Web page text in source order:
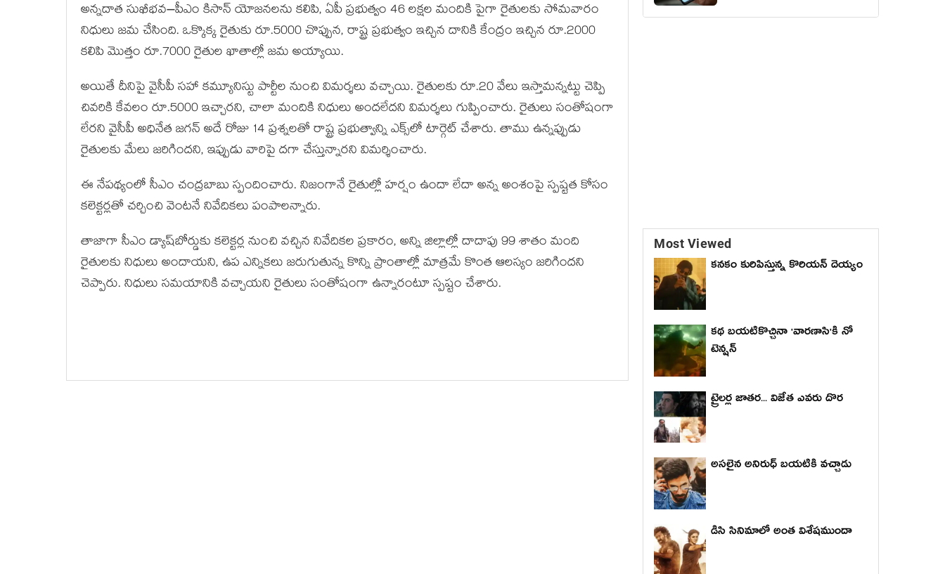
అన్నదాత సుఖీభవ–పీఎం కిసాన్ యోజనలను కలిపి, ఏపీ ప్రభుత్వం 46 లక్షల మందికి పైగా రైతులకు సోమవారం
నిధులు జమ చేసింది. ఒక్కొక్క రైతుకు రూ.5000 చొప్పున, రాష్ట్ర ప్రభుత్వం ఇచ్చిన దానికి కేంద్రం ఇచ్చిన రూ.2000
కలిపి మొత్తం రూ.7000 రైతుల ఖాతాల్లో జమ అయ్యాయి.
అయితే దీనిపై వైసీపీ సహా కమ్యూనిస్టు పార్టీల నుంచి విమర్శలు వచ్చాయి. రైతులకు రూ.20 వేలు ఇస్తామన్నట్టు చెప్పి
చివరికి కేవలం రూ.5000 ఇచ్చారని, చాలా మందికి నిధులు అందలేదని విమర్శలు గుప్పించారు. రైతులు సంతోషంగా
లేరని వైసీపీ అధినేత జగన్ అదే రోజు 14 ప్రశ్నలతో రాష్ట్ర ప్రభుత్వాన్ని ఎక్స్‌లో టార్గెట్ చేశారు. తాము ఉన్నప్పుడు
రైతులకు మేలు జరిగిందని, ఇప్పుడు వారిపై దగా చేస్తున్నారని విమర్శించారు.
ఈ నేపథ్యంలో సీఎం చంద్రబాబు స్పందించారు. నిజంగానే రైతుల్లో హర్షం ఉందా లేదా అన్న అంశంపై స్పష్టత కోసం
కలెక్టర్లతో చర్చించి వెంటనే నివేదికలు పంపాలన్నారు.
తాజాగా సీఎం డ్యాష్‌బోర్డుకు కలెక్టర్ల నుంచి వచ్చిన నివేదికల ప్రకారం, అన్ని జిల్లాల్లో దాదాపు 99 శాతం మంది
రైతులకు నిధులు అందాయని, ఉప ఎన్నికలు జరుగుతున్న కొన్ని ప్రాంతాల్లో మాత్రమే కొంత ఆలస్యం జరిగిందని
చెప్పారు. నిధులు సమయానికి వచ్చాయని రైతులు సంతోషంగా ఉన్నారంటూ స్పష్టం చేశారు.
Most Viewed
కనకం కురిపిస్తున్న కొరియన్ దెయ్యం
కథ బయటికొచ్చినా 'వారణాసి'కి నో
టెన్షన్
ట్రైలర్ల జాతర... విజేత ఎవరు దొర
అసలైన అనిరుధ్ బయటికి వచ్చాడు
డిసి సినిమాలో అంత విశేషముందా